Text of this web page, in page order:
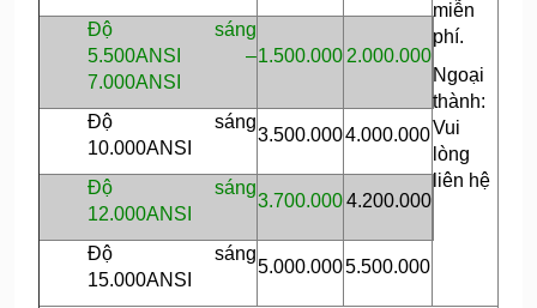
miễn
phí.
Ngoại
thành:
Vui
lòng
liên hệ
Độ sáng
5.500ANSI –
7.000ANSI
1.500.000 2.000.000
Độ sáng
10.000ANSI
3.500.0004.000.000
Độ sáng
12.000ANSI
3.700.0004.200.000
Độ sáng
15.000ANSI
5.000.0005.500.000